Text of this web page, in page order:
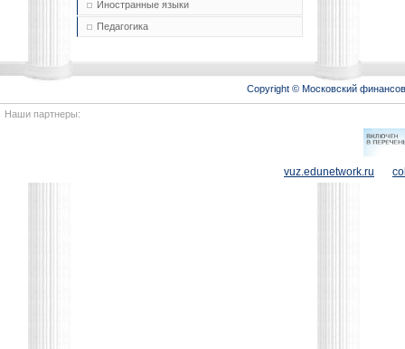
Иностранные языки
Педагогика
Copyright © Московский
Наши партнеры:
vuz.edunetwork.ru